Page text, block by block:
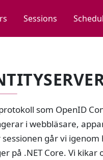
Sessions
som OpenID
i webbläsare,
går vi igenom
på .NET Core. Vi kikar